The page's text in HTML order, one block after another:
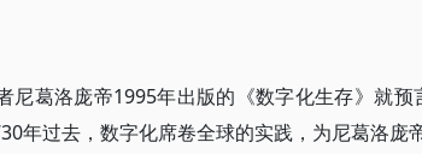
尼葛洛庞帝1995年出版的《数字化生存》就
年过去，数字化席卷全球的实践，为尼葛洛